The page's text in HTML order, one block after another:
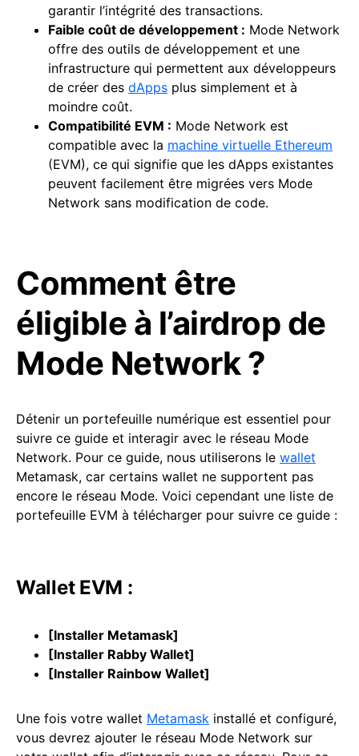
garantir l’intégrité des transactions.
Faible coût de développement : Mode Network
offre des outils de développement et une
infrastructure qui permettent aux développeurs
de créer des dApps plus simplement et à
moindre coût.
Compatibilité EVM : Mode Network est
compatible avec la machine virtuelle Ethereum
(EVM), ce qui signifie que les dApps existantes
peuvent facilement être migrées vers Mode
Network sans modification de code.
Comment être
éligible à l’airdrop de
Mode Network ?
Détenir un portefeuille numérique est essentiel pour
suivre ce guide et interagir avec le réseau Mode
Network. Pour ce guide, nous utiliserons le wallet
Metamask, car certains wallet ne supportent pas
encore le réseau Mode. Voici cependant une liste de
portefeuille EVM à télécharger pour suivre ce guide :
Wallet EVM :
[Installer Metamask]
[Installer Rabby Wallet]
[Installer Rainbow Wallet]
Une fois votre wallet Metamask installé et configuré,
vous devrez ajouter le réseau Mode Network sur